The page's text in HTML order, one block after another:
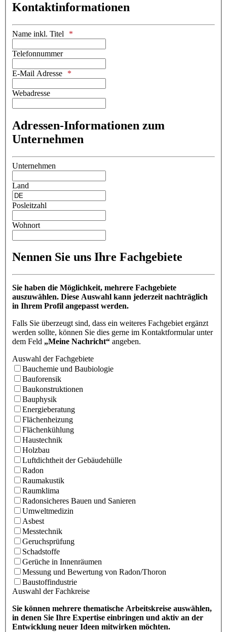
Kontaktinformationen
Name inkl. Titel
Telefonnummer
E-Mail Adresse
Webadresse
Adressen-Informationen zum
Unternehmen
Unternehmen
Land
Posleitzahl
Wohnort
Nennen Sie uns Ihre Fachgebiete
Sie haben die Möglichkeit, mehrere Fachgebiete
auszuwählen. Diese Auswahl kann jederzeit nachträglich
in Ihrem Profil angepasst werden.
Falls Sie überzeugt sind, dass ein weiteres Fachgebiet ergänzt
werden sollte, können Sie dies gerne im Kontaktformular unter
dem Feld „Meine Nachricht“ angeben.
Auswahl der Fachgebiete
Bauchemie und Baubiologie
Bauforensik
Baukonstruktionen
Bauphysik
Energieberatung
Flächenheizung
Flächenkühlung
Haustechnik
Holzbau
Luftdichtheit der Gebäudehülle
Radon
Raumakustik
Raumklima
Radonsicheres Bauen und Sanieren
Umweltmedizin
Asbest
Messtechnik
Geruchsprüfung
Schadstoffe
Gerüche in Innenräumen
Messung und Bewertung von Radon/Thoron
Baustoffindustrie
Auswahl der Fachkreise
Sie können mehrere thematische Arbeitskreise auswählen,
in denen Sie Ihre Expertise einbringen und aktiv an der
Entwicklung neuer Ideen mitwirken möchten.